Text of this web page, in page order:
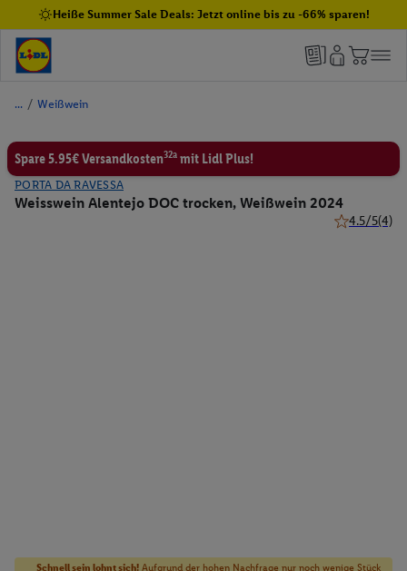
Heiße Summer Sale Deals: Jetzt online bis zu -66% sparen!
/ Weißwein
Spare 5.95€ Versandkosten32a mit Lidl Plus!
PORTA DA RAVESSA
Weisswein Alentejo DOC trocken, Weißwein 2024
4.5/5(4)
Schnell sein lohnt sich! Aufgrund der hohen Nachfrage nur noch wenige Stück